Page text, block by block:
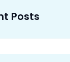
Posts